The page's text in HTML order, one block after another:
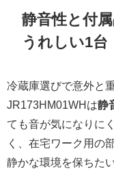
静音性と付
うれしい1台
冷蔵庫選びで意外と
JR173HM01WHは静
ても音が気になりに
く、在宅ワーク用の
静かな環境を保ちた